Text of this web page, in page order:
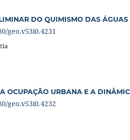
DO QUIMISMO DAS
geo.v53i0.4231
A OCUPAÇÃO URBANA E A
geo.v53i0.4232